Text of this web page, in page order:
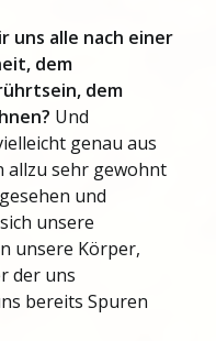
uns alle nach einer
dem
dem
Und
genau aus
allzu sehr gewohnt
und
unsere
unsere Körper,
der uns
bereits Spuren